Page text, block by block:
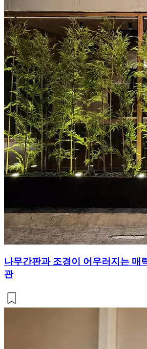
나무간판과 조경이 어우러지는 매
관